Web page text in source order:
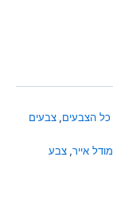
כל הצבעים, צבעים
מודל אייר, צבע